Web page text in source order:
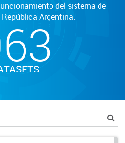
del sistema de
Argentina.